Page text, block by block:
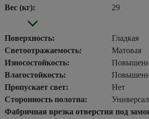
Вес (кг):
29
Поверхность:
Гладкая
Светоотражаемость:
Матовая
Износостойкость:
Влагостойкость:
Пропускает свет:
Нет
Сторонность полотна:
Фабричная врезка отверстия под